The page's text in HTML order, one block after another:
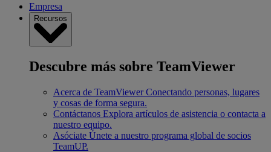
Empresa
Recursos
Descubre más sobre TeamViewer
Acerca de TeamViewer Conectando personas, lugares
y cosas de forma segura.
Contáctanos Explora artículos de asistencia o contacta a
nuestro equipo.
Asóciate Únete a nuestro programa global de socios
TeamUP.